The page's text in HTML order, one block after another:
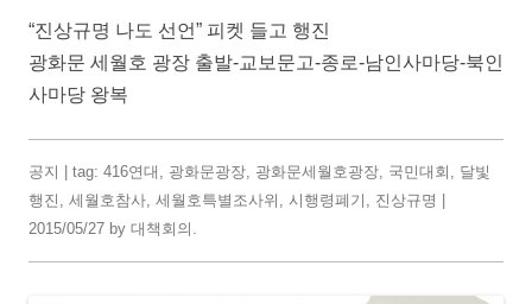
“진상규명 나도 선언” 피켓 들고 행진
광화문 세월호 광장 출발-교보문고-종로-남인사마당-북인
사마당 왕복
공지 | tag: 416연대 , 광화문광장, 광화문세월호광장, 국민대회 , 달빛
행진 , 세월호참사, 세월호특별조사위 , 시행령폐기 , 진상규명
2015/05/27 by 대책회의 .